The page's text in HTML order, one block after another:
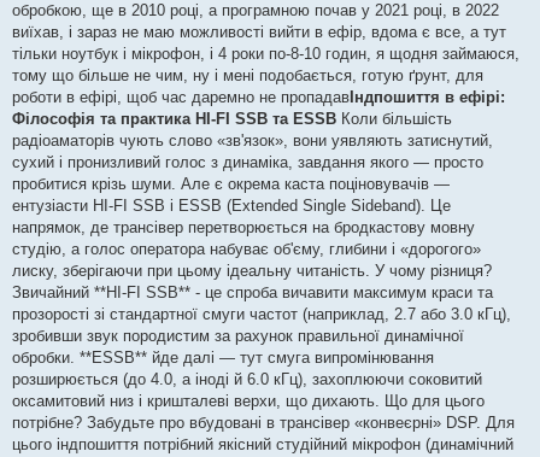
д
о
л
е
н
я
обробкою, ще в 2010 році, а програмною почав у 2021 році, в 2022
виїхав, і зараз не маю можливості вийти в ефір, вдома є все, а тут
тільки ноутбук і мікрофон, і 4 роки по-8-10 годин, я щодня займаюся,
тому що більше не чим, ну і мені подобається, готую ґрунт, для
роботи в ефірі, щоб час даремно не пропадав Індпошиття в ефірі:
Філософія та практика HI-FI SSB та ESSB Коли більшість
радіоаматорів чують слово «зв'язок», вони уявляють затиснутий,
сухий і пронизливий голос з динаміка, завдання якого — просто
пробитися крізь шуми. Але є окрема каста поціновувачів —
ентузіасти HI-FI SSB і ESSB (Extended Single Sideband). Це
напрямок, де трансівер перетворюється на бродкастову мовну
студію, а голос оператора набуває об'єму, глибини і «дорогого»
лиску, зберігаючи при цьому ідеальну читаність. У чому різниця?
Звичайний **HI-FI SSB** - це спроба вичавити максимум краси та
прозорості зі стандартної смуги частот (наприклад, 2.7 або 3.0 кГц),
зробивши звук породистим за рахунок правильної динамічної
обробки. **ESSB** йде далі — тут смуга випромінювання
розширюється (до 4.0, а іноді й 6.0 кГц), захоплюючи соковитий
оксамитовий низ і кришталеві верхи, що дихають. Що для цього
потрібне? Забудьте про вбудовані в трансівер «конвеєрні» DSP. Для
цього індпошиття потрібний якісний студійний мікрофон (динамічний